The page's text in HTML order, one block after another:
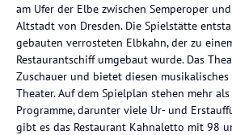
am Ufer der Elbe zwischen Semperoper
Altstadt von Dresden. Die Spielstätte
gebauten verrosteten Elbkahn, der zu
Restaurantschiff umgebaut wurde. Das
Zuschauer und bietet diesen
Theater. Auf dem Spielplan stehen mehr
Programme, darunter viele Ur- und
gibt es das Restaurant Kahnaletto mit 98